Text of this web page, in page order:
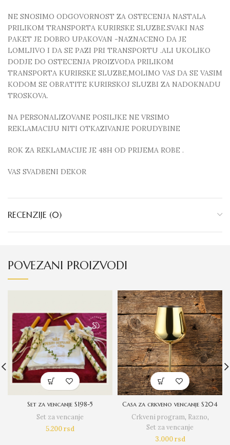
NE SNOSIMO ODGOVORNOST ZA OSTECENJA NASTALA
PRILIKOM TRANSPORTA KURIRSKE SLUZBE.SVAKI NAS
PAKET JE DOBRO UPAKOVAN -NAZNACENO DA JE
LOMLJIVO I DA SE PAZI PRI TRANSPORTU .ALI UKOLIKO
DODJE DO OSTECENJA PROIZVODA PRILIKOM
TRANSPORTA KURIRSKE SLUZBE,MOLIMO VAS DA SE VASIM
KODOM SE OBRATITE KURIRSKOJ SLUZBI ZA NADOKNADU
TROSKOVA.
NA PERSONALIZOVANE POSILJKE NE VRSIMO
REKLAMACIJU NITI OTKAZIVANJE PORUDYBINE
ROK ZA REKLAMACIJE JE 48H OD PRIJEMA ROBE .
VAS SVADBENI DEKOR
RECENZIJE (0)
POVEZANI PROIZVODI
Set za vencanje S198-5
Set za vencanje
5.200rsd
Casa za crkveno vencanje S204
Crkveni program, Razno,
Set za vencanje
3.000rsd